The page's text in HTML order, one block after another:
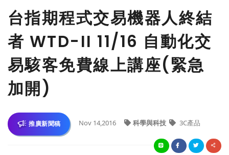
台指期程式交易機器人終結
者 WTD-II 11/16 自動化交
易駭客免費線上講座(緊急
加開)
推廣新聞稿 Nov 14,2016 科學與科技 3C產品